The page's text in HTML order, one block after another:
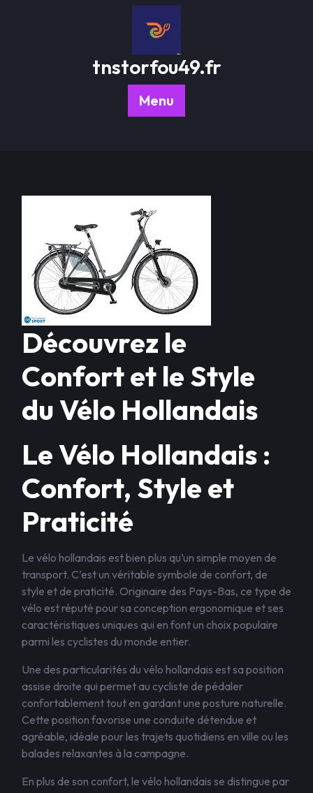
tnstorfou49.fr
Menu
Découvrez le
Confort et le Style
du Vélo Hollandais
Le Vélo Hollandais :
Confort, Style et
Praticité
Le vélo hollandais est bien plus qu’un simple moyen de
transport. C’est un véritable symbole de confort, de
style et de praticité. Originaire des Pays-Bas, ce type de
vélo est réputé pour sa conception ergonomique et ses
caractéristiques uniques qui en font un choix populaire
parmi les cyclistes du monde entier.
Une des particularités du vélo hollandais est sa position
assise droite qui permet au cycliste de pédaler
confortablement tout en gardant une posture naturelle.
Cette position favorise une conduite détendue et
agréable, idéale pour les trajets quotidiens en ville ou les
balades relaxantes à la campagne.
En plus de son confort, le vélo hollandais se distingue par